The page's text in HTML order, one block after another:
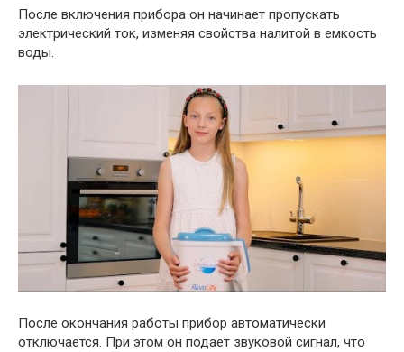
После включения прибора он начинает пропускать
электрический ток, изменяя свойства налитой в емкость
воды.
После окончания работы прибор автоматически
отключается. При этом он подает звуковой сигнал, что